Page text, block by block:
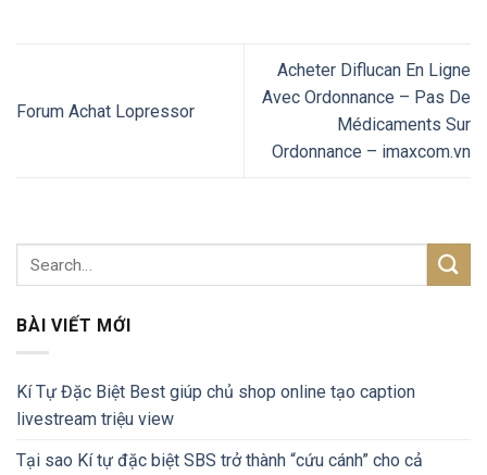
Forum Achat Lopressor
Acheter Diflucan En Ligne
Avec Ordonnance – Pas De
Médicaments Sur
Ordonnance – imaxcom.vn
BÀI VIẾT MỚI
Kí Tự Đặc Biệt Best giúp chủ shop online tạo caption
livestream triệu view
Tại sao Kí tự đặc biệt SBS trở thành “cứu cánh” cho cả